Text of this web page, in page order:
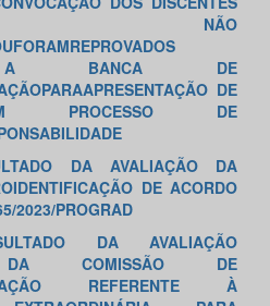
NÃO
A BANCA DE
DE
PROCESSO DE
DA AVALIAÇÃO DA
DE ACORDO
2023/PROGRAD
DA AVALIAÇÃO
DA COMISSÃO DE
REFERENTE À